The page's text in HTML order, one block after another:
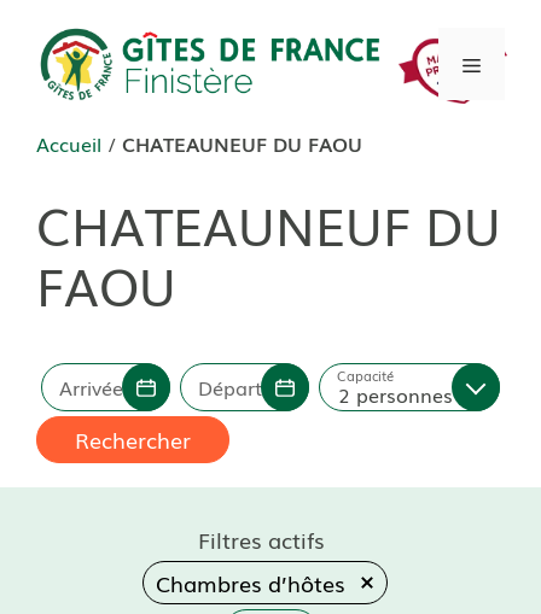
contenu
Menu
Accueil / CHATEAUNEUF DU FAOU
CHATEAUNEUF DU
FAOU
Arrivée Départ 2 personnes
Capacité
Rechercher
Filtres actifs
Chambres d’hôtes